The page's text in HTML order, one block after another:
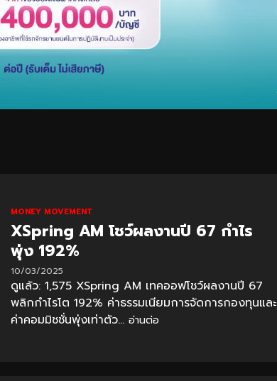
MONEY MOVEMENT
XSpring AM โชว์ผลงานปี 67 กำไร
พุ่ง 192%
10/03/2025
ดูแล้ว: 1,575 XSpring AM เทคออฟโชว์ผลงานปี 67
พลิกกำไรโต 192% ค่าธรรมเนียมการจัดการกองทุนและ
ค่าคอมมิชชั่นพุ่งเท่าตัว... อ่านต่อ